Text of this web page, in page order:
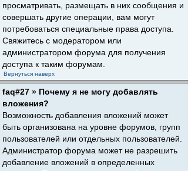
просматривать, размещать в них сообщения и
совершать другие операции, вам могут
потребоваться специальные права доступа.
Свяжитесь с модератором или
администратором форума для получения
доступа к таким форумам.
Вернуться наверх
faq#27 » Почему я не могу добавлять
вложения?
Возможность добавления вложений может
быть организована на уровне форумов, групп
пользователей или отдельных пользователей.
Администратор форума может не разрешить
добавление вложений в определенных